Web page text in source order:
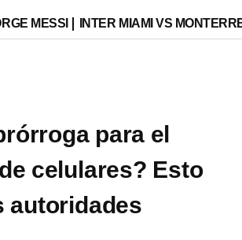
MESSI INTER MIAMI VS
para el
celulares? Esto
autoridades